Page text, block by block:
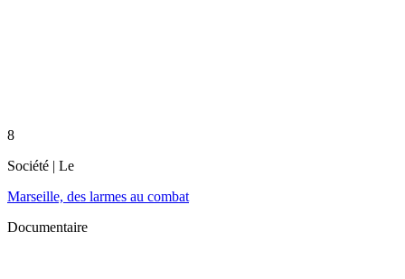
8
Société | Le
Marseille, des larmes au combat
Documentaire